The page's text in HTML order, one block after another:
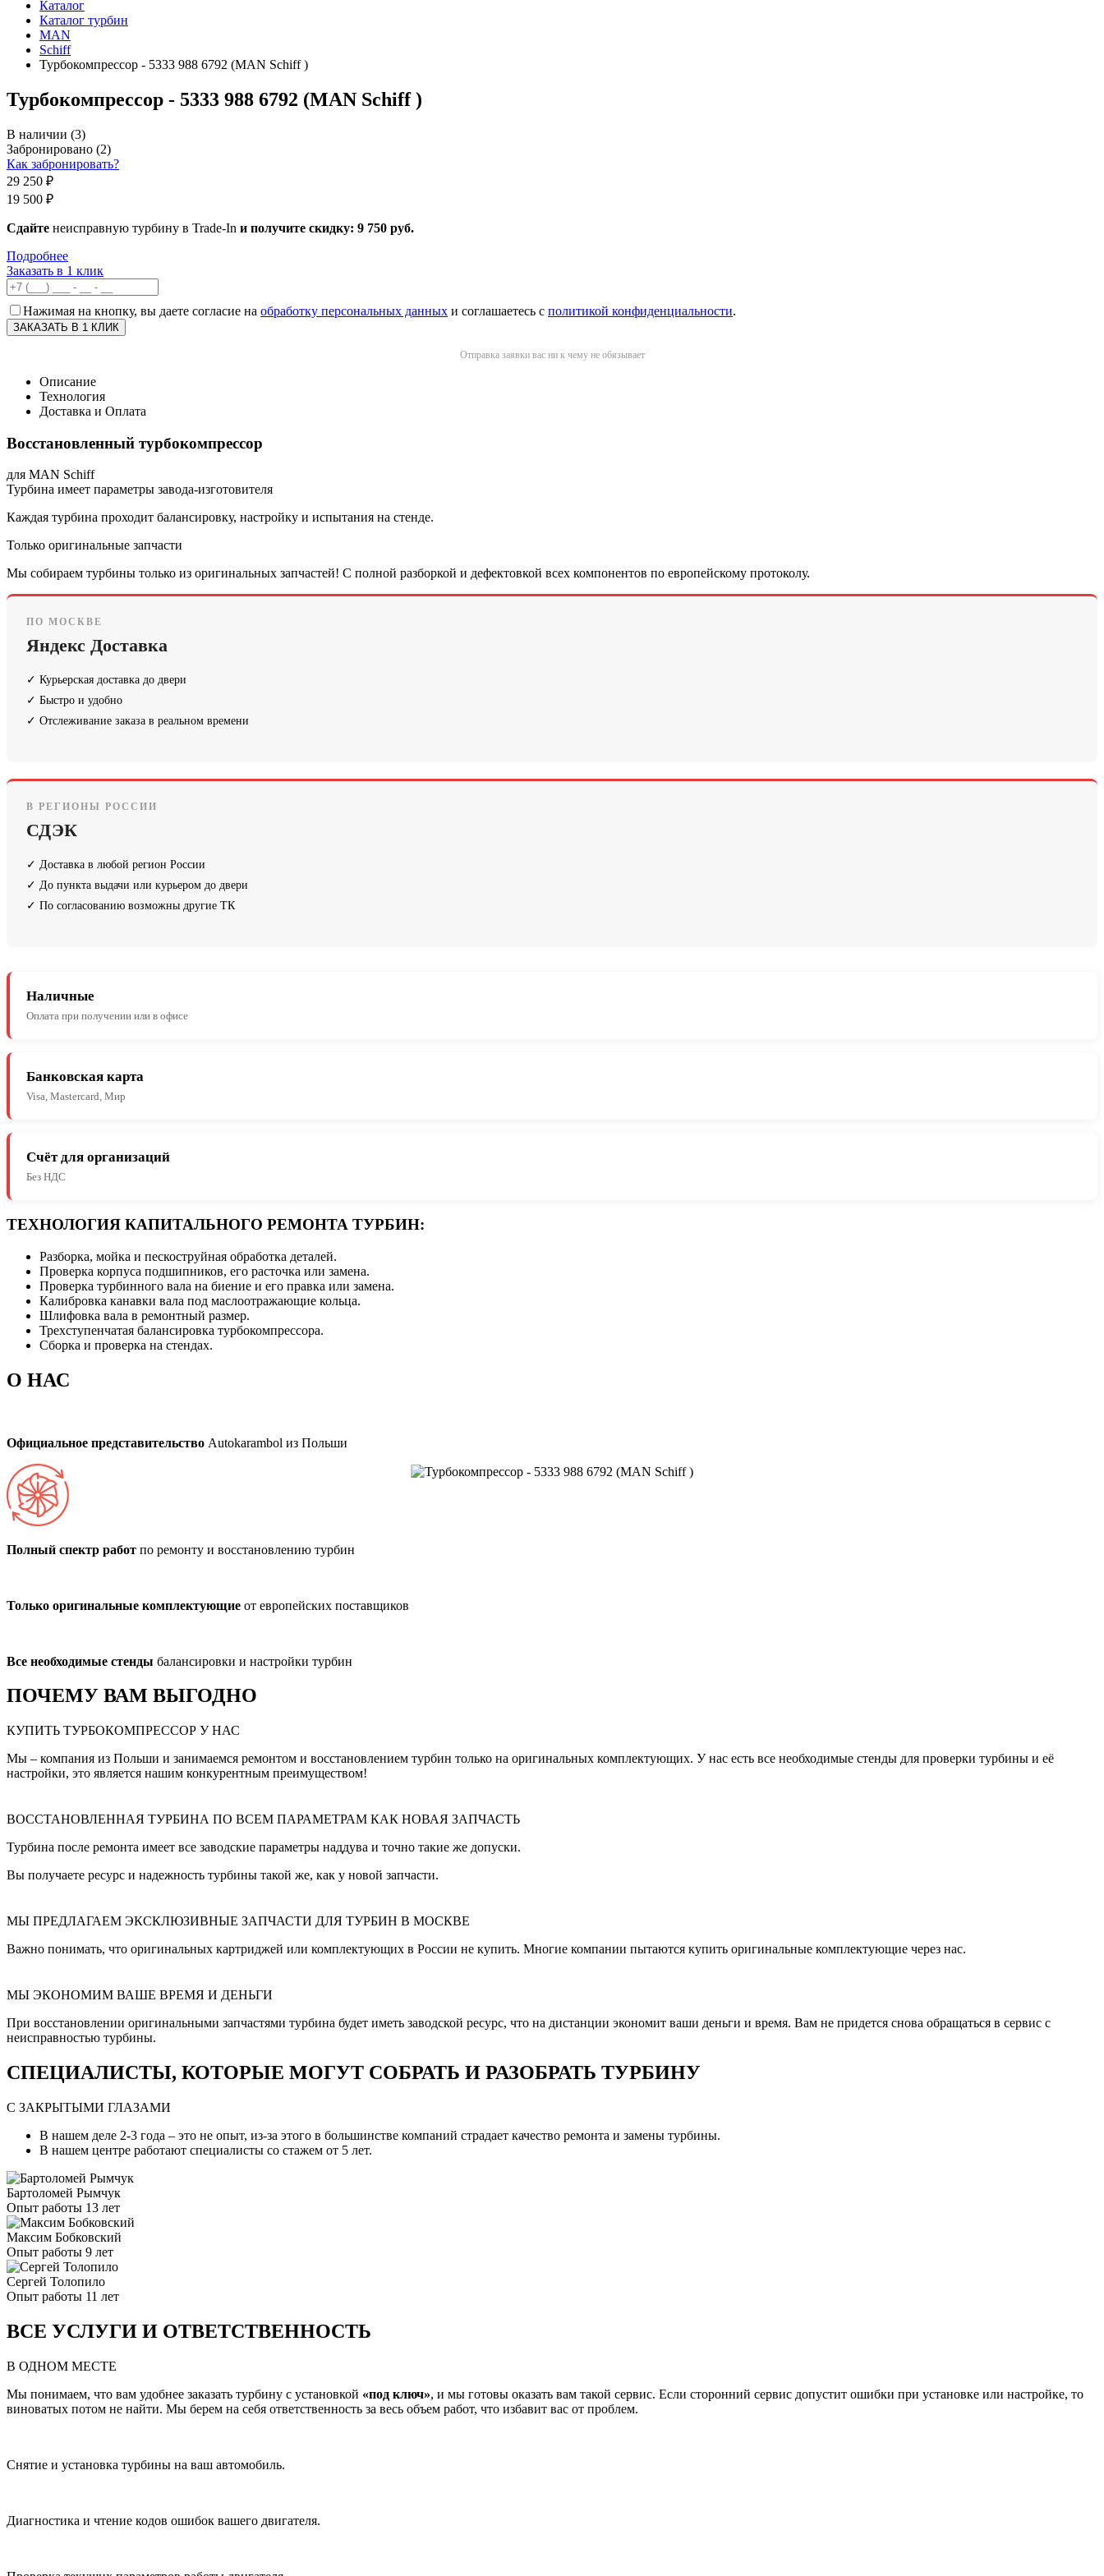
Каталог
Каталог турбин
MAN
Schiff
Турбокомпрессор - 5333 988 6792 (MAN Schiff )
Турбокомпрессор - 5333 988 6792 (MAN Schiff )
В наличии (3)
Забронировано (2)
Как забронировать?
29 250 ₽
19 500 ₽
Сдайте неисправную турбину в Trade-In и получите скидку: 9 750 руб.
Подробнее
Заказать в 1 клик
Нажимая на кнопку, вы даете согласие на обработку персональных данных и соглашаетесь с политикой конфиденциальности.
Отправка заявки вас ни к чему не обязывает
Описание
Технология
Доставка и Оплата
Восстановленный турбокомпрессор
для MAN Schiff
Турбина имеет параметры завода-изготовителя
Каждая турбина проходит балансировку, настройку и испытания на стенде.
Только оригинальные запчасти
Мы собираем турбины только из оригинальных запчастей! С полной разборкой и дефектовкой всех компонентов по европейскому протоколу.
ПО МОСКВЕ
Яндекс Доставка
✓ Курьерская доставка до двери
✓ Быстро и удобно
✓ Отслеживание заказа в реальном времени
В РЕГИОНЫ РОССИИ
СДЭК
✓ Доставка в любой регион России
✓ До пункта выдачи или курьером до двери
✓ По согласованию возможны другие ТК
Наличные
Оплата при получении или в офисе
Банковская карта
Visa, Mastercard, Мир
Счёт для организаций
Без НДС
ТЕХНОЛОГИЯ КАПИТАЛЬНОГО РЕМОНТА ТУРБИН:
Разборка, мойка и пескоструйная обработка деталей.
Проверка корпуса подшипников, его расточка или замена.
Проверка турбинного вала на биение и его правка или замена.
Калибровка канавки вала под маслоотражающие кольца.
Шлифовка вала в ремонтный размер.
Трехступенчатая балансировка турбокомпрессора.
Сборка и проверка на стендах.
О НАС
Официальное представительство Autokarambol из Польши
Полный спектр работ по ремонту и восстановлению турбин
Только оригинальные комплектующие от европейских поставщиков
Все необходимые стенды балансировки и настройки турбин
ПОЧЕМУ ВАМ ВЫГОДНО
КУПИТЬ ТУРБОКОМПРЕССОР У НАС
Мы – компания из Польши и занимаемся ремонтом и восстановлением турбин только на оригинальных комплектующих. У нас есть все необходимые стенды для проверки турбины и её
настройки, это является нашим конкурентным преимуществом!
ВОССТАНОВЛЕННАЯ ТУРБИНА ПО ВСЕМ ПАРАМЕТРАМ КАК НОВАЯ ЗАПЧАСТЬ
Турбина после ремонта имеет все заводские параметры наддува и точно такие же допуски.
Вы получаете ресурс и надежность турбины такой же, как у новой запчасти.
МЫ ПРЕДЛАГАЕМ ЭКСКЛЮЗИВНЫЕ ЗАПЧАСТИ ДЛЯ ТУРБИН В МОСКВЕ
Важно понимать, что оригинальных картриджей или комплектующих в России не купить. Многие компании пытаются купить оригинальные комплектующие через нас.
МЫ ЭКОНОМИМ ВАШЕ ВРЕМЯ И ДЕНЬГИ
При восстановлении оригинальными запчастями турбина будет иметь заводской ресурс, что на дистанции экономит ваши деньги и время. Вам не придется снова обращаться в сервис с
неисправностью турбины.
СПЕЦИАЛИСТЫ, КОТОРЫЕ МОГУТ СОБРАТЬ И РАЗОБРАТЬ ТУРБИНУ
С ЗАКРЫТЫМИ ГЛАЗАМИ
В нашем деле 2-3 года – это не опыт, из-за этого в большинстве компаний страдает качество ремонта и замены турбины.
В нашем центре работают специалисты со стажем от 5 лет.
Бартоломей Рымчук
Опыт работы 13 лет
Максим Бобковский
Опыт работы 9 лет
Сергей Толопило
Опыт работы 11 лет
ВСЕ УСЛУГИ И ОТВЕТСТВЕННОСТЬ
В ОДНОМ МЕСТЕ
Мы понимаем, что вам удобнее заказать турбину с установкой «под ключ», и мы готовы оказать вам такой сервис. Если сторонний сервис допустит ошибки при установке или настройке, то
виноватых потом не найти. Мы берем на себя ответственность за весь объем работ, что избавит вас от проблем.
Снятие и установка турбины на ваш автомобиль.
Диагностика и чтение кодов ошибок вашего двигателя.